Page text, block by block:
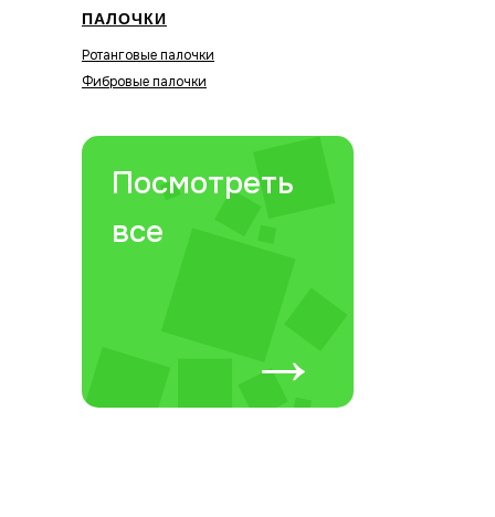
ПАЛОЧКИ
Ротанговые палочки
Фибровые палочки
Посмотреть
все
→